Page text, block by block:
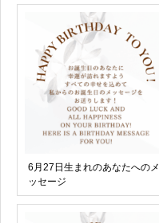
6月27日生まれのあなたへのメ
ッセージ